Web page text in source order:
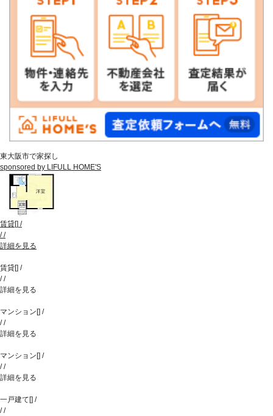
東大阪市で家探し
sponsored by LIFULL HOME'S
賃貸[] /
//
詳細を見る
賃貸[] /
//
詳細を見る
マンション[] /
//
詳細を見る
マンション[] /
//
詳細を見る
一戸建て[] /
//